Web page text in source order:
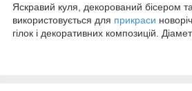
Яскравий куля, декорований бісером та
використовується для прикраси
гілок і декоративних композицій.